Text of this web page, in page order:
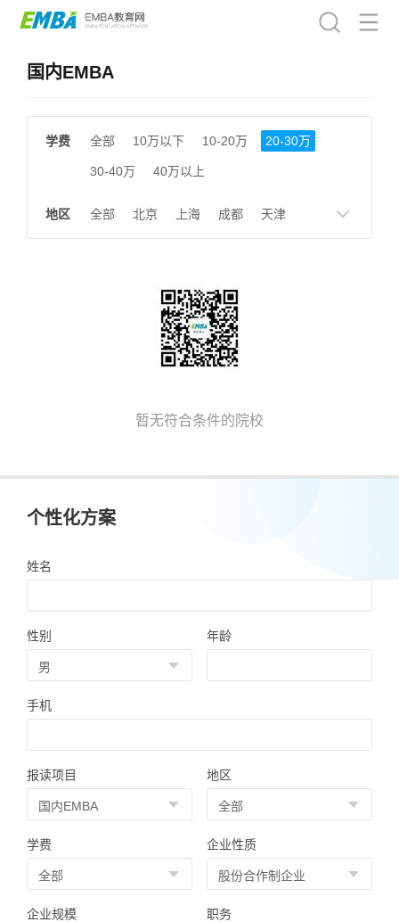
国内EMBA
学费 全部 10万以下 10-20万 20-30万
30-40万 40万以上
地区 全部 北京 上海 成都 天津
山东 安徽
广州
暂无符合条件的院校
个性化方案
姓名
性别 年龄
手机
报读项目 地区
学费 企业性质
企业规模 职务